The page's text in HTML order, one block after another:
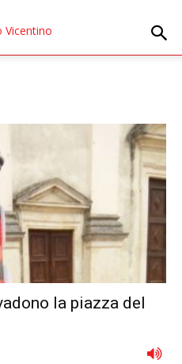
la piazza del